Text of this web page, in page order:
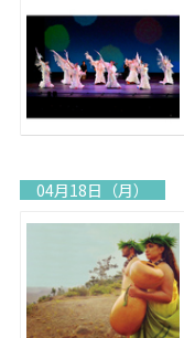
04月18日（月）